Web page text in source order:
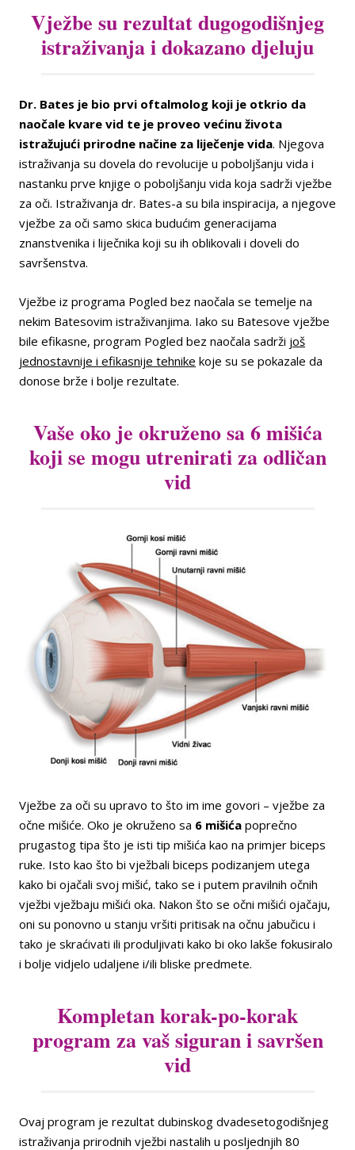
Vježbe su rezultat dugogodišnjeg
istraživanja i dokazano djeluju
Dr. Bates je bio prvi oftalmolog koji je otkrio da
naočale kvare vid te je proveo većinu života
istražujući prirodne načine za liječenje vida. Njegova
istraživanja su dovela do revolucije u poboljšanju vida i
nastanku prve knjige o poboljšanju vida koja sadrži vježbe
za oči. Istraživanja dr. Bates-a su bila inspiracija, a njegove
vježbe za oči samo skica budućim generacijama
znanstvenika i liječnika koji su ih oblikovali i doveli do
savršenstva.
Vježbe iz programa Pogled bez naočala se temelje na
nekim Batesovim istraživanjima. Iako su Batesove vježbe
bile efikasne, program Pogled bez naočala sadrži još
jednostavnije i efikasnije tehnike koje su se pokazale da
donose brže i bolje rezultate.
Vaše oko je okruženo sa 6 mišića
koji se mogu utrenirati za odličan
vid
Vježbe za oči su upravo to što im ime govori – vježbe za
očne mišiće. Oko je okruženo sa 6 mišića poprečno
prugastog tipa što je isti tip mišića kao na primjer biceps
ruke. Isto kao što bi vježbali biceps podizanjem utega
kako bi ojačali svoj mišić, tako se i putem pravilnih očnih
vježbi vježbaju mišići oka. Nakon što se očni mišići ojačaju,
oni su ponovno u stanju vršiti pritisak na očnu jabučicu i
tako je skraćivati ili produljivati kako bi oko lakše fokusiralo
i bolje vidjelo udaljene i/ili bliske predmete.
Kompletan korak-po-korak
program za vaš siguran i savršen
vid
Ovaj program je rezultat dubinskog dvadesetogodišnjeg
istraživanja prirodnih vježbi nastalih u posljednjih 80